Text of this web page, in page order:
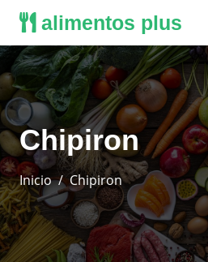
alimentos plus
Chipiron
Inicio Chipiron